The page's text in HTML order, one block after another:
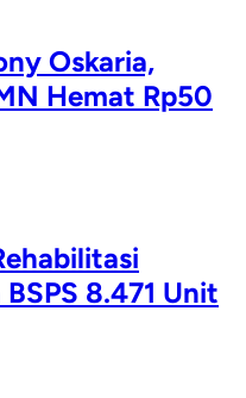
Oskaria,
Hemat Rp50
8.471 Unit